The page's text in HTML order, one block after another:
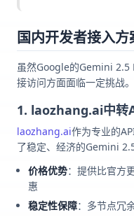
国内开发者接入方
虽然Google的Gemini 2.5
接访问方面面临一定挑战
1. laozhang.ai中转
laozhang.ai作为专业的
了稳定、经济的Gemini
价格优势：提供比官方
惠
稳定性保障：多节点冗